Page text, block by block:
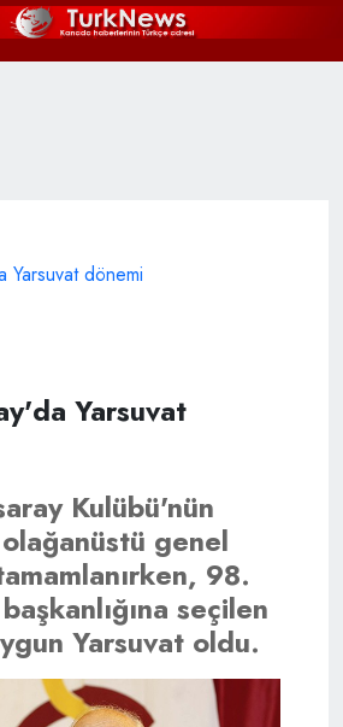
Yarsuvat
Kulübü'nün
genel
98.
seçilen
Yarsuvat oldu.